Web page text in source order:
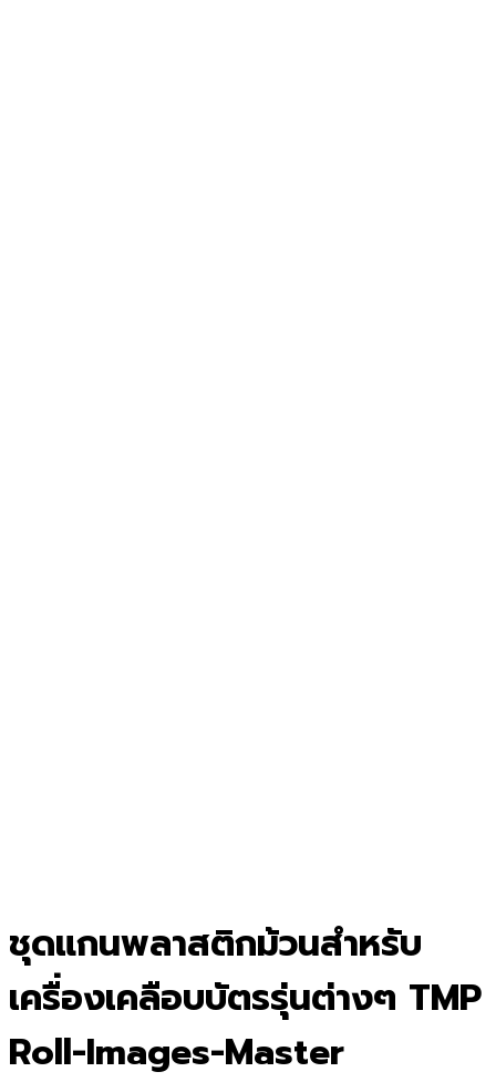
ชุดแกนพลาสติกม้วนสำหรับ
เครื่องเคลือบบัตรรุ่นต่างๆ TMP
Roll-Images-Master